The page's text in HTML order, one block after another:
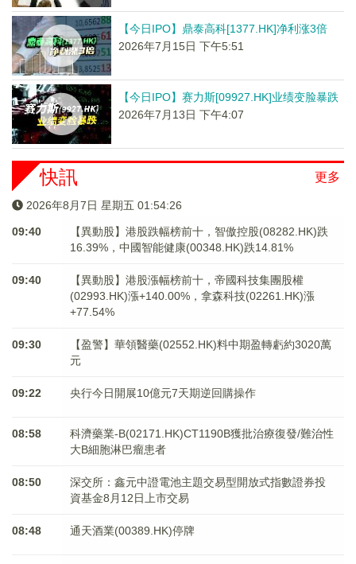
【今日IPO】鼎泰高科[1377.HK]净利涨3倍
2026年7月15日 下午5:51
【今日IPO】赛力斯[09927.HK]业绩变脸暴跌
2026年7月13日 下午4:07
更多
快訊
2026年8月7日 星期五 01:54:26
09:40
【異動股】港股跌幅榜前十，智傲控股(08282.HK)跌
16.39%，中國智能健康(00348.HK)跌14.81%
09:40
【異動股】港股漲幅榜前十，帝國科技集團股權
(02993.HK)漲+140.00%，拿森科技(02261.HK)漲
+77.54%
09:30
【盈警】華領醫藥(02552.HK)料中期盈轉虧約3020萬
元
09:22 央行今日開展10億元7天期逆回購操作
08:58
科濟藥業-B(02171.HK)CT1190B獲批治療復發/難治性
大B細胞淋巴瘤患者
08:50
深交所：鑫元中證電池主題交易型開放式指數證券投
資基金8月12日上市交易
08:48 通天酒業(00389.HK)停牌